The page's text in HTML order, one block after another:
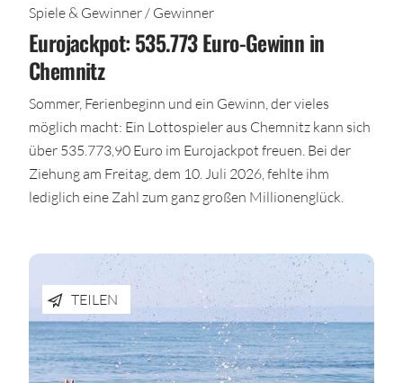
Spiele & Gewinner / Gewinner
Eurojackpot: 535.773 Euro-Gewinn in
Chemnitz
Sommer, Ferienbeginn und ein Gewinn, der vieles
möglich macht: Ein Lottospieler aus Chemnitz kann sich
über 535.773,90 Euro im Eurojackpot freuen. Bei der
Ziehung am Freitag, dem 10. Juli 2026, fehlte ihm
lediglich eine Zahl zum ganz großen Millionenglück.
TEILEN